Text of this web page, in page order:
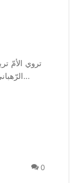
تروي الأمّ
الرّهباني وما يوفّره من حماية: ” طارد رجل راهبة كانت…
0